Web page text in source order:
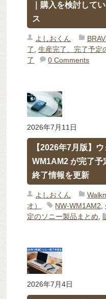
｜購入を検討して
ス
よしおくん
了,生産完了、完了予定
了
0 Comments
2026年7月11日
【2026年7月版】
WM1AM2 が完了予
終了情報を更新
よしおくん
オ）
NW-WM1AM2,
定のソニー製品まとめ,
2026年7月4日